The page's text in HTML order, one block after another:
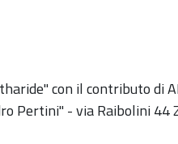
con il contributo di
Pertini" - via Raibolini 44